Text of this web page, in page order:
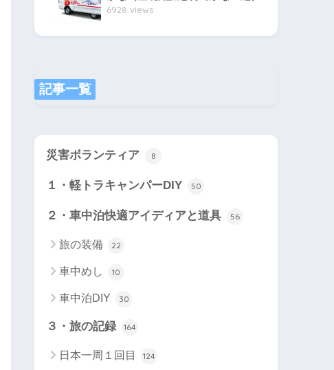
6928 views
記事一覧
災害ボランティア 8
１・軽トラキャンパーDIY 50
２・車中泊快適アイディアと道具 56
旅の装備 22
車中めし 10
車中泊DIY 30
３・旅の記録 164
日本一周１回目 124